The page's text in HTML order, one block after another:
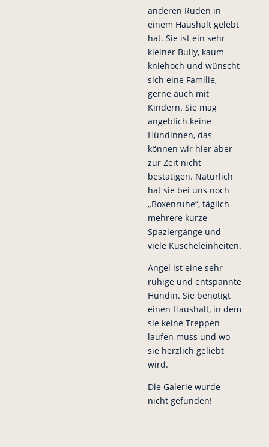
anderen Rüden in
einem Haushalt gelebt
hat. Sie ist ein sehr
kleiner Bully, kaum
kniehoch und wünscht
sich eine Familie,
gerne auch mit
Kindern. Sie mag
angeblich keine
Hündinnen, das
können wir hier aber
zur Zeit nicht
bestätigen. Natürlich
hat sie bei uns noch
„Boxenruhe“, täglich
mehrere kurze
Spaziergänge und
viele Kuscheleinheiten.
Angel ist eine sehr
ruhige und entspannte
Hündin. Sie benötigt
einen Haushalt, in dem
sie keine Treppen
laufen muss und wo
sie herzlich geliebt
wird.
Die Galerie wurde
nicht gefunden!